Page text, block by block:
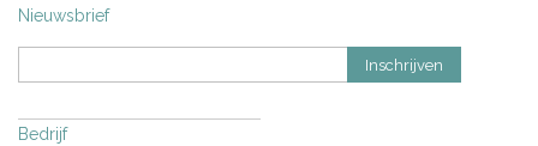
Nieuwsbrief
Inschrijven
Bedrijf